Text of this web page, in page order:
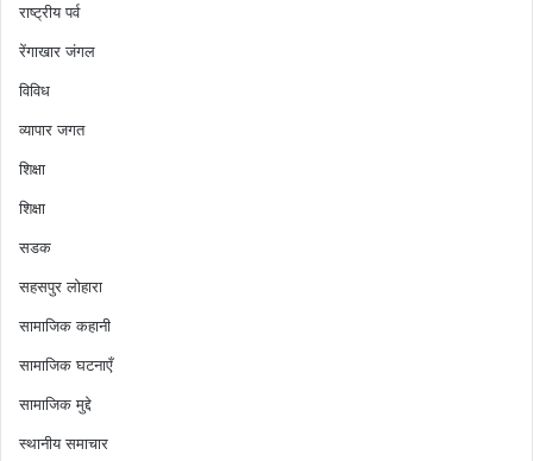
राष्ट्रीय पर्व
रेंगाखार जंगल
विविध
व्यापार जगत
शिक्षा
शिक्षा
सडक
सहसपुर लोहारा
सामाजिक कहानी
सामाजिक घटनाएँ
सामाजिक मुद्दे
स्थानीय समाचार